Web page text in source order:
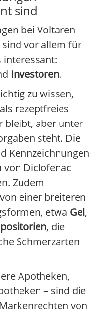
sind
bei Voltaren
vor allem für
interessant:
Investoren.
zu wissen,
rezeptfreies
bleibt, aber unter
steht. Die
Kennzeichnungen
von Diclofenac
Zudem
einer breiteren
etwa Gel,
, die
Schmerzarten
Apotheken,
– sind die
von